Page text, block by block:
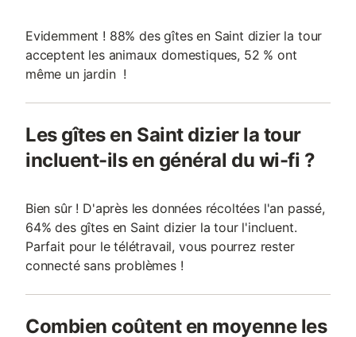
Evidemment ! 88% des gîtes en Saint dizier la tour
acceptent les animaux domestiques, 52 % ont
même un jardin !
Les gîtes en Saint dizier la tour
incluent-ils en général du wi-fi ?
Bien sûr ! D'après les données récoltées l'an passé,
64% des gîtes en Saint dizier la tour l'incluent.
Parfait pour le télétravail, vous pourrez rester
connecté sans problèmes !
Combien coûtent en moyenne les